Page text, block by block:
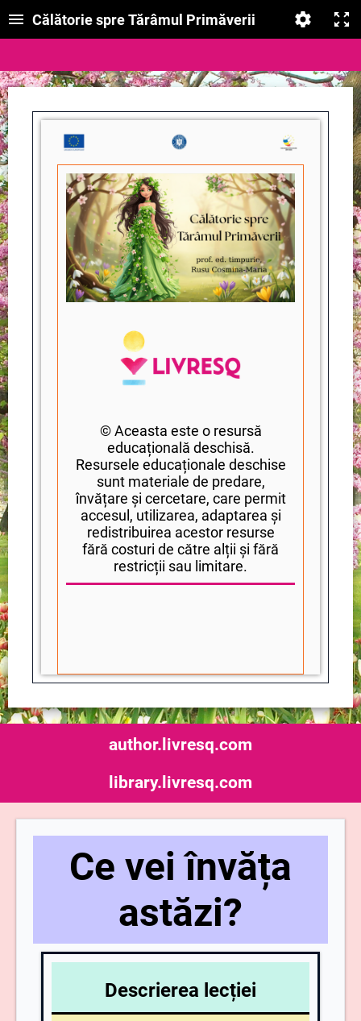
Călătorie spre Tărâmul Primăverii
© Aceasta este o resursă
educațională deschisă.
Resursele educaționale deschise
sunt materiale de predare,
învățare și cercetare, care permit
accesul, utilizarea, adaptarea și
redistribuirea acestor resurse
fără costuri de către alții și fără
restricții sau limitare.
author.livresq.com
library.livresq.com
Ce vei învăța
astăzi?
Descrierea lecției